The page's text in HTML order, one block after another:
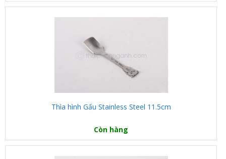
Thìa hình Gấu Stainless Steel 11.5cm
Còn hàng